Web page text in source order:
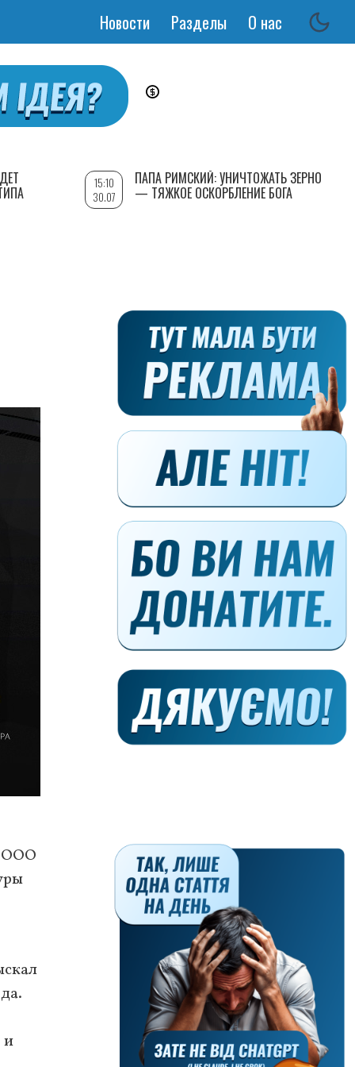
Основная
Новости Разделы О нас
ООО
и
15:10
30.07
ПАПА РИМСКИЙ: УНИЧТОЖАТЬ ЗЕРНО
— ТЯЖКОЕ ОСКОРБЛЕНИЕ БОГА